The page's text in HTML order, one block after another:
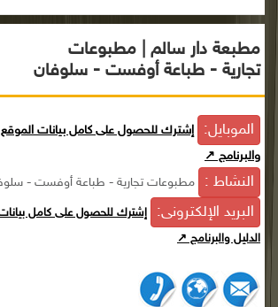
مطبعة دار سالم | مطبوعات
تجارية - طباعة أوفست - سلوفان
الموبايل: إشترك للحصول على كامل بيانات
والبرنامج ↗
النشاط : مطبوعات تجارية - طباعة أوفست -
البريد الإلكترونى: إشترك للحصول على كامل
الدليل والبرنامج ↗